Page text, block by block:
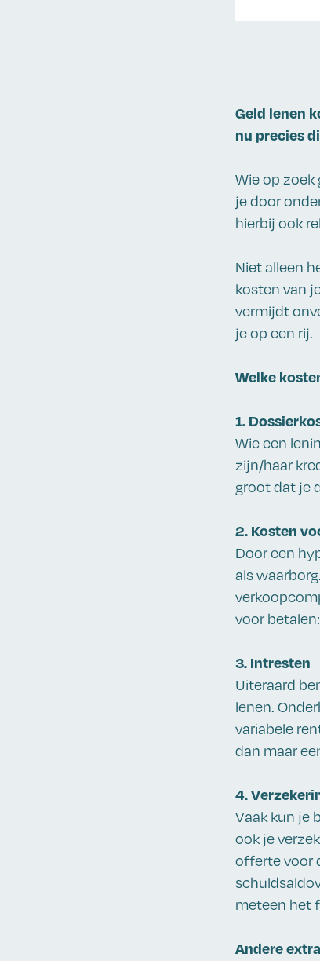
Geld lenen
nu precies
Wie op
je door
hierbij ook
Niet alleen
kosten van
vermijdt
je op een rij.
Welke
1.
Wie een
zijn/haar
groot dat je
2. Kosten
Door een
als
voor betalen:
3. Intresten
Uiteraard
lenen.
variabele
dan maar
4.
Vaak kun je
ook je
offerte voor
meteen het
Andere